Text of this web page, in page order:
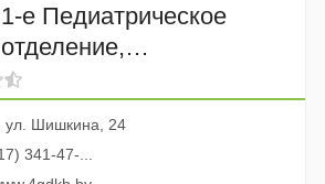
1-е Педиатрическое
отделение,
гастроэнторологическое
ул. Шишкина, 24
341-47-...